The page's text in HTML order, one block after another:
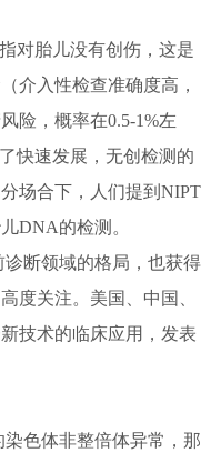
胎儿没有创伤，这是
介入性检查准确度高，
险，概率在0.5-1%左
快速发展，无创检测的
场合下，人们提到NIPT
DNA的检测。
断领域的格局，也获得
度关注。美国、中国、
技术的临床应用，发表
色体非整倍体异常，那